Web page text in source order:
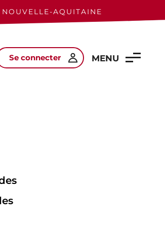
AQUITAINE
Se connecter MENU